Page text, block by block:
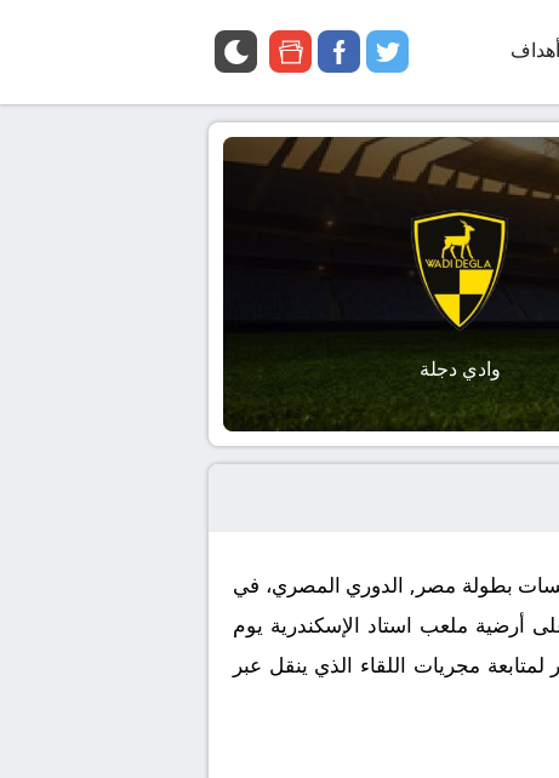
twitter
facebook
google
وادي دجلة
بطولة مصر, الدوري المصري، في
أرضية ملعب استاد الإسكندرية يوم
جماهيري كبير لمتابعة مجريات اللقاء الذي ينقل عبر